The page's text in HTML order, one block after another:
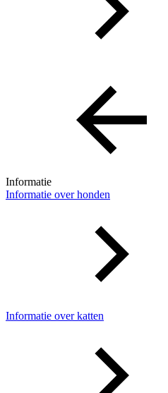
Informatie
Informatie over honden
Informatie over katten